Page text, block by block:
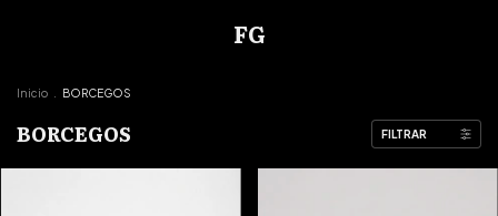
FG
Inicio BORCEGOS
BORCEGOS FILTRAR